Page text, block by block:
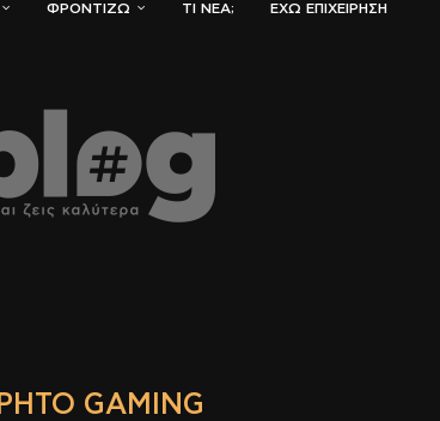
ΦΡΟΝΤΊΖΩ ΤΙ ΝΈΑ; ΈΧΩ ΕΠΙΧΕΊΡΗΣΗ
GAMING